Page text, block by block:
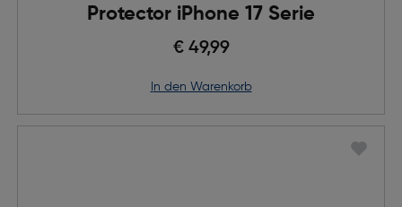
Protector iPhone 17 Serie
€ 49,99
in den Warenkorb